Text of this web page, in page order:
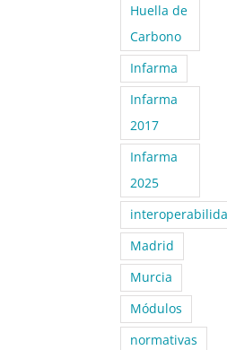
Huella de
Carbono
Infarma
Infarma
2017
Infarma
2025
Madrid
Murcia
Módulos
normativas